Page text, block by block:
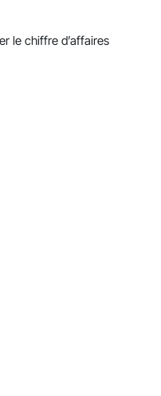
le chiffre d’affaires